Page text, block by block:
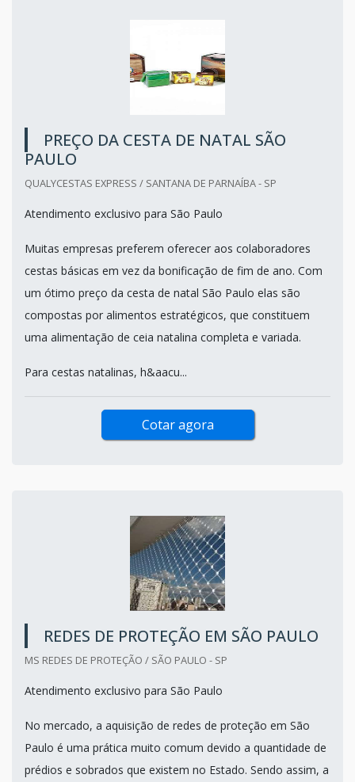
PREÇO DA CESTA DE NATAL SÃO
PAULO
QUALYCESTAS EXPRESS / SANTANA DE PARNAÍBA - SP
Atendimento exclusivo para São Paulo
Muitas empresas preferem oferecer aos colaboradores
cestas básicas em vez da bonificação de fim de ano. Com
um ótimo preço da cesta de natal São Paulo elas são
compostas por alimentos estratégicos, que constituem
uma alimentação de ceia natalina completa e variada.
Para cestas natalinas, h&aacu...
Cotar agora
REDES DE PROTEÇÃO EM SÃO PAULO
MS REDES DE PROTEÇÃO / SÃO PAULO - SP
Atendimento exclusivo para São Paulo
No mercado, a aquisição de redes de proteção em São
Paulo é uma prática muito comum devido a quantidade de
prédios e sobrados que existem no Estado. Sendo assim, a